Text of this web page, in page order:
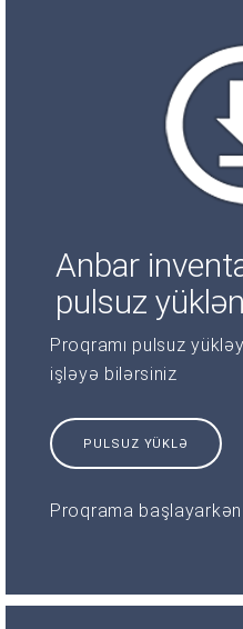
Anbar
pulsuz
Proqramı pulsuz
işləyə bilərsiniz
PULSUZ YÜKLƏ
Proqrama